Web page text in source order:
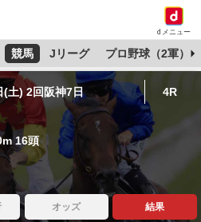
dメニュー
競馬 Jリーグ プロ野球（2軍）
(土) 2回阪神7日 4R
16頭
オッズ 結果